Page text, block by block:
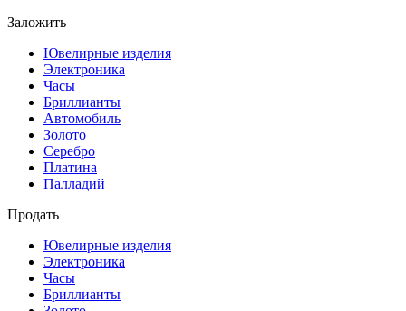
Заложить
Ювелирные изделия
Электроника
Часы
Бриллиaнты
Автомобиль
Золото
Серебро
Платина
Палладий
Продать
Ювелирные изделия
Электроника
Часы
Бриллиaнты